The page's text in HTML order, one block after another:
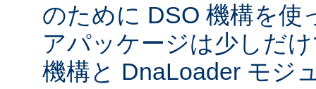
のために DSO 機構を使
アパッケージは少しだ
機構と DnaLoader モジ